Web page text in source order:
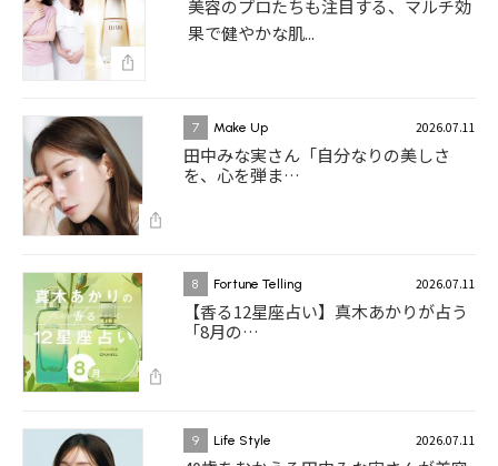
美容のプロたちも注目する、マルチ効
果で健やかな肌...
7 Make Up 2026.07.11
田中みな実さん「自分なりの美しさ
を、心を弾ま…
8 Fortune Telling 2026.07.11
【香る12星座占い】真木あかりが占う
「8月の…
9 Life Style 2026.07.11